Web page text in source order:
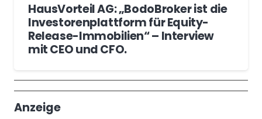
HausVorteil AG: „BodoBroker ist die
Investorenplattform für Equity-
Release-Immobilien“ – Interview
mit CEO und CFO.
Wochenrückblick
Trendthemen
Anzeige